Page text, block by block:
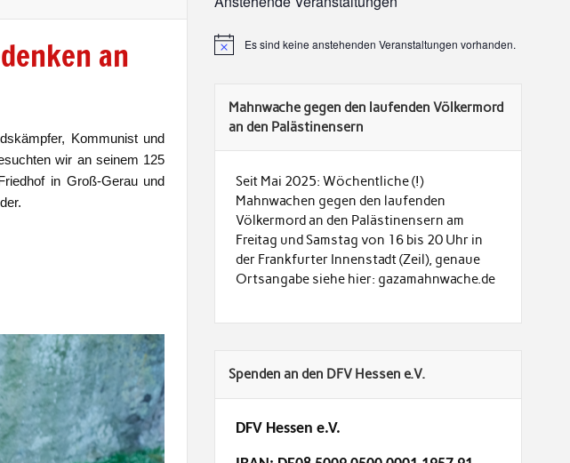
an
Kommunist und
wir an seinem 125
in Groß-Gerau und
Es sind keine anstehenden Veranstaltungen vorhanden.
Mahnwache gegen den laufenden Völkermord
an den Palästinensern
Seit Mai 2025: Wöchentliche (!)
Mahnwachen gegen den laufenden
Völkermord an den Palästinensern am
Freitag und Samstag von 16 bis 20 Uhr in
der Frankfurter Innenstadt (Zeil), genaue
Ortsangabe siehe hier: gazamahnwache.de
Spenden an den DFV Hessen e.V.
DFV Hessen e.V.